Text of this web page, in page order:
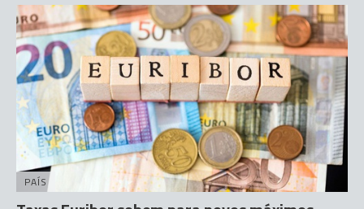
PAÍS